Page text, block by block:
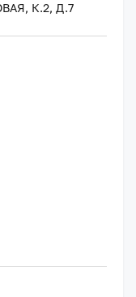
К.2, Д.7